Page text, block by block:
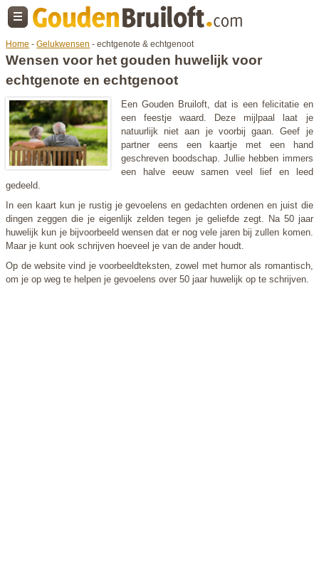
Home -Gelukwensen - echtgenote & echtgenoot
Wensen voor het gouden huwelijk voor
echtgenote en echtgenoot
Een Gouden Bruiloft, dat is een felicitatie en
een feestje waard. Deze mijlpaal laat je
natuurlijk niet aan je voorbij gaan. Geef je
partner eens een kaartje met een hand
geschreven boodschap. Jullie hebben immers
een halve eeuw samen veel lief en leed
gedeeld.
In een kaart kun je rustig je gevoelens en gedachten ordenen en juist die
dingen zeggen die je eigenlijk zelden tegen je geliefde zegt. Na 50 jaar
huwelijk kun je bijvoorbeeld wensen dat er nog vele jaren bij zullen komen.
Maar je kunt ook schrijven hoeveel je van de ander houdt.
Op de website vind je voorbeeldteksten, zowel met humor als romantisch,
om je op weg te helpen je gevoelens over 50 jaar huwelijk op te schrijven.